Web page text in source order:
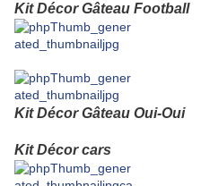
Kit Décor Gâteau Football
Kit Décor Gâteau Oui-Oui
Kit Décor cars